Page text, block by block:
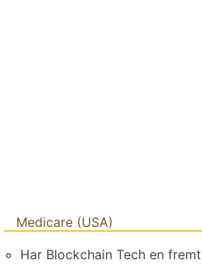
Medicare (USA)
Har Blockchain Tech en